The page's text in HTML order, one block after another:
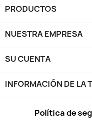
PRODUCTOS
NUESTRA EMPRESA
SU CUENTA
INFORMACIÓN DE LA
Política de